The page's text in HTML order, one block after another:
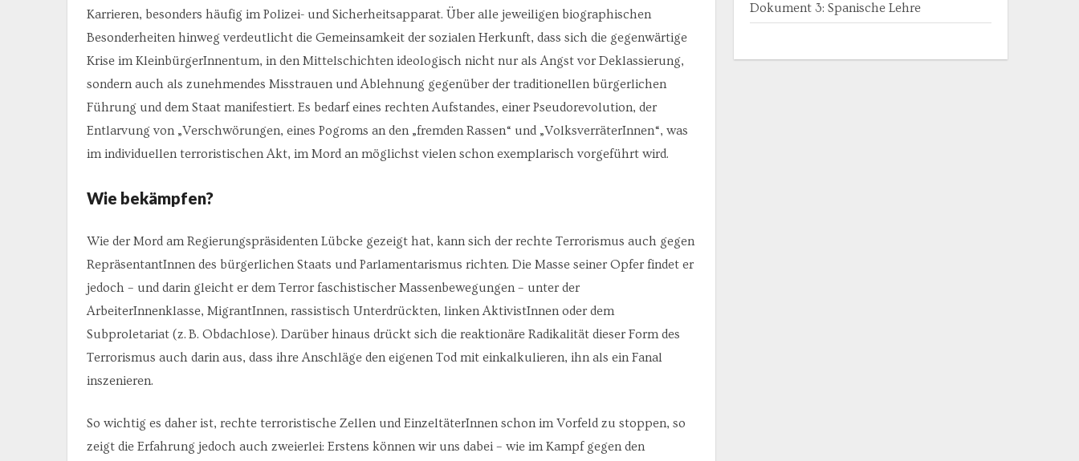
Karrieren, besonders häufig im Polizei- und Sicherheitsapparat. Über alle jeweiligen biographischen
Besonderheiten hinweg verdeutlicht die Gemeinsamkeit der sozialen Herkunft, dass sich die gegenwärtige
Krise im KleinbürgerInnentum, in den Mittelschichten ideologisch nicht nur als Angst vor Deklassierung,
sondern auch als zunehmendes Misstrauen und Ablehnung gegenüber der traditionellen bürgerlichen
Führung und dem Staat manifestiert. Es bedarf eines rechten Aufstandes, einer Pseudorevolution, der
Entlarvung von „Verschwörungen, eines Pogroms an den „fremden Rassen“ und „VolksverräterInnen“, was
im individuellen terroristischen Akt, im Mord an möglichst vielen schon exemplarisch vorgeführt wird.
Wie bekämpfen?
Wie der Mord am Regierungspräsidenten Lübcke gezeigt hat, kann sich der rechte Terrorismus auch gegen
RepräsentantInnen des bürgerlichen Staats und Parlamentarismus richten. Die Masse seiner Opfer findet er
jedoch – und darin gleicht er dem Terror faschistischer Massenbewegungen – unter der
ArbeiterInnenklasse, MigrantInnen, rassistisch Unterdrückten, linken AktivistInnen oder dem
Subproletariat (z. B. Obdachlose). Darüber hinaus drückt sich die reaktionäre Radikalität dieser Form des
Terrorismus auch darin aus, dass ihre Anschläge den eigenen Tod mit einkalkulieren, ihn als ein Fanal
inszenieren.
So wichtig es daher ist, rechte terroristische Zellen und EinzeltäterInnen schon im Vorfeld zu stoppen, so
zeigt die Erfahrung jedoch auch zweierlei: Erstens können wir uns dabei – wie im Kampf gegen den
Dokument 3: Spanische Lehre